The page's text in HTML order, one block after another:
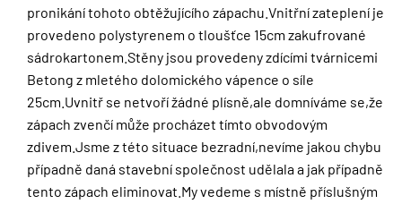
pronikání tohoto obtěžujícího zápachu.Vnitřní zateplení je
provedeno polystyrenem o tloušťce 15cm zakufrované
sádrokartonem.Stěny jsou provedeny zdícími tvárnicemi
Betong z mletého dolomického vápence o síle
25cm.Uvnitř se netvoří žádné plísně,ale domníváme se,že
zápach zvenčí může procházet tímto obvodovým
zdivem.Jsme z této situace bezradní,nevíme jakou chybu
případně daná stavební společnost udělala a jak případně
tento zápach eliminovat.My vedeme s místně příslušným